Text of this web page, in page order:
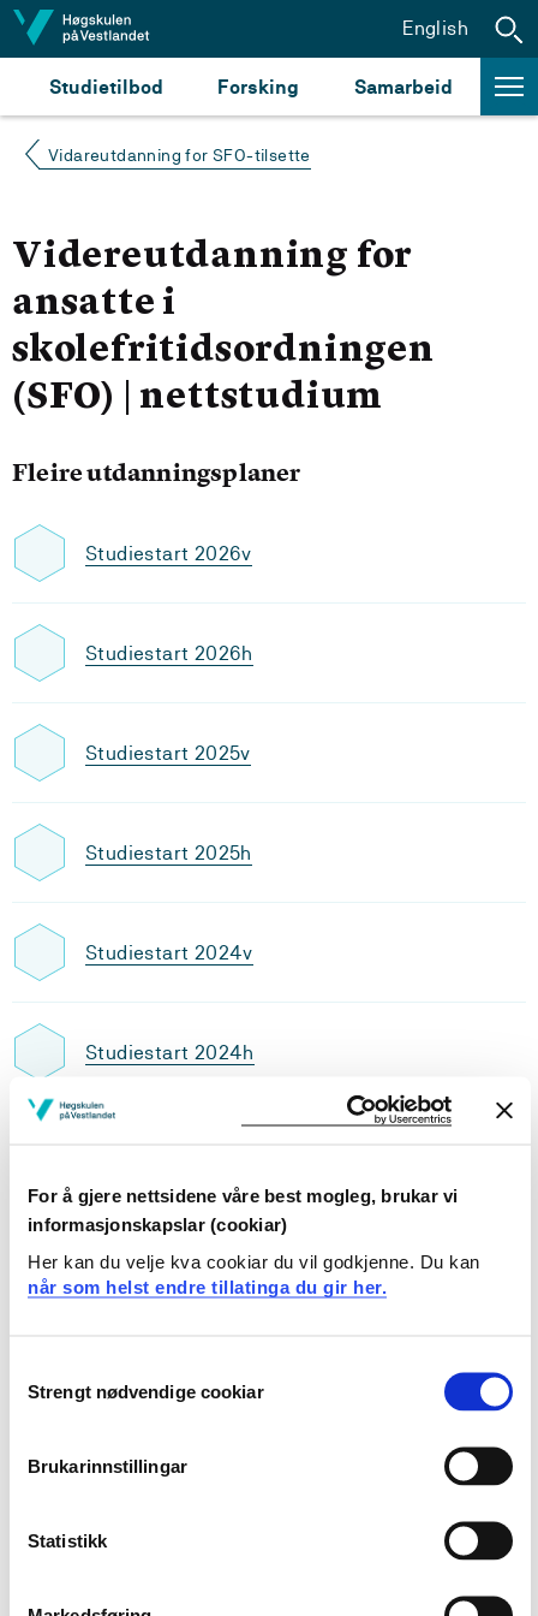
For å gjere nettsidene våre best mogleg, brukar vi
informasjonskapslar (cookiar)
Her kan du velje kva cookiar du vil godkjenne. Du kan
når som helst endre tillatinga du gir her.
Selection
Strengt nødvendige cookiar
Brukarinnstillingar
Statistikk
Hopp til innhald
Studietilbod Forsking Samarbeid
English
Vidareutdanning for SFO-tilsette
Videreutdanning for
ansatte i
skolefritidsordningen
(SFO) | nettstudium
Fleire utdanningsplaner
Studiestart 2026v
Studiestart 2026h
Studiestart 2025v
Studiestart 2025h
Studiestart 2024v
Studiestart 2024h
Studiestart 2021h
studiepoeng
Emne